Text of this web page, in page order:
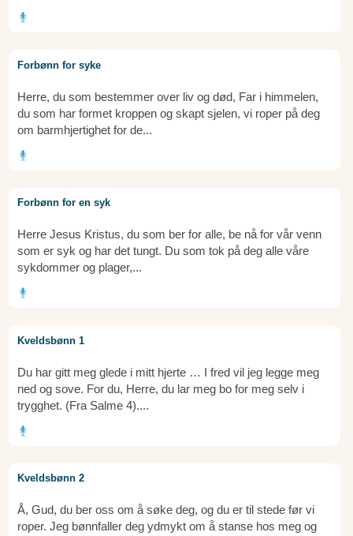
Forbønn for syke
Herre, du som bestemmer over liv og død, Far i himmelen,
du som har formet kroppen og skapt sjelen, vi roper på deg
om barmhjertighet for de...
Forbønn for en syk
Herre Jesus Kristus, du som ber for alle, be nå for vår venn
som er syk og har det tungt. Du som tok på deg alle våre
sykdommer og plager,...
Kveldsbønn 1
Du har gitt meg glede i mitt hjerte … I fred vil jeg legge meg
ned og sove. For du, Herre, du lar meg bo for meg selv i
trygghet. (Fra Salme 4)....
Kveldsbønn 2
Å, Gud, du ber oss om å søke deg, og du er til stede før vi
roper. Jeg bønnfaller deg ydmykt om å stanse hos meg og